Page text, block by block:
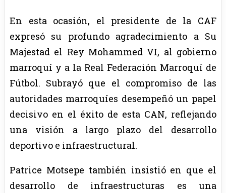
En esta ocasión, el presidente de la CAF
expresó su profundo agradecimiento a Su
Majestad el Rey Mohammed VI, al gobierno
marroquí y a la Real Federación Marroquí de
Fútbol. Subrayó que el compromiso de las
autoridades marroquíes desempeñó un papel
decisivo en el éxito de esta CAN, reflejando
una visión a largo plazo del desarrollo
deportivo e infraestructural.
Patrice Motsepe también insistió en que el
desarrollo de infraestructuras es una